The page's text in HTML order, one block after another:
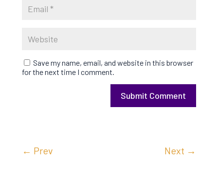
Save my name, email, and website in this browser
for the next time I comment.
Submit Comment
← Prev Next →